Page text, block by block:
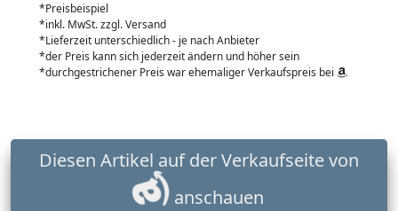
*Preisbeispiel
*inkl. MwSt. zzgl. Versand
*Lieferzeit unterschiedlich - je nach Anbieter
*der Preis kann sich jederzeit ändern und höher sein
*durchgestrichener Preis war ehemaliger Verkaufspreis bei
anschauen